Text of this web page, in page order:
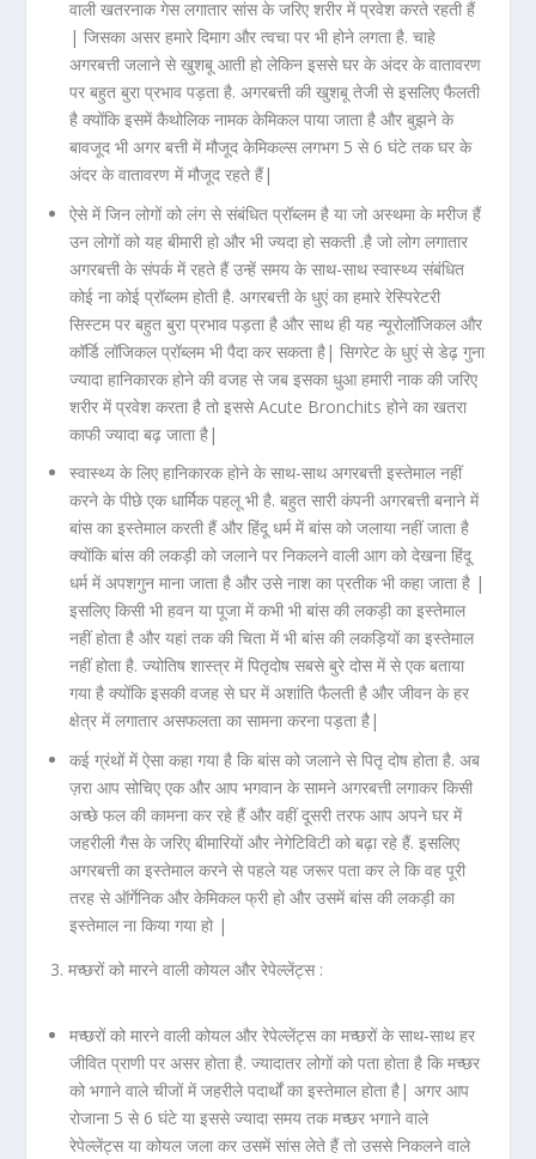
वाली खतरनाक गेस लगातार सांस के जरिए शरीर में प्रवेश करते रहती हैं
| जिसका असर हमारे दिमाग और त्वचा पर भी होने लगता है. चाहे
अगरबत्ती जलाने से खुशबू आती हो लेकिन इससे घर के अंदर के वातावरण
पर बहुत बुरा प्रभाव पड़ता है. अगरबत्ती की खुशबू तेजी से इसलिए फैलती
है क्योंकि इसमें कैथोलिक नामक केमिकल पाया जाता है और बुझने के
बावजूद भी अगर बत्ती में मौजूद केमिकल्स लगभग 5 से 6 घंटे तक घर के
अंदर के वातावरण में मौजूद रहते हैं|
ऐसे में जिन लोगों को लंग से संबंधित प्रॉब्लम है या जो अस्थमा के मरीज हैं
उन लोगों को यह बीमारी हो और भी ज्यदा हो सकती .है जो लोग लगातार
अगरबत्ती के संपर्क में रहते हैं उन्हें समय के साथ-साथ स्वास्थ्य संबंधित
कोई ना कोई प्रॉब्लम होती है. अगरबत्ती के धुएं का हमारे रेस्पिरेटरी
सिस्टम पर बहुत बुरा प्रभाव पड़ता है और साथ ही यह न्यूरोलॉजिकल और
कॉर्डि लॉजिकल प्रॉब्लम भी पैदा कर सकता है| सिगरेट के धुएं से डेढ़ गुना
ज्यादा हानिकारक होने की वजह से जब इसका धुआ हमारी नाक की जरिए
शरीर में प्रवेश करता है तो इससे Acute Bronchits होने का खतरा
काफी ज्यादा बढ़ जाता है|
स्वास्थ्य के लिए हानिकारक होने के साथ-साथ अगरबत्ती इस्तेमाल नहीं
करने के पीछे एक धार्मिक पहलू भी है. बहुत सारी कंपनी अगरबत्ती बनाने में
बांस का इस्तेमाल करती हैं और हिंदू धर्म में बांस को जलाया नहीं जाता है
क्योंकि बांस की लकड़ी को जलाने पर निकलने वाली आग को देखना हिंदू
धर्म में अपशगुन माना जाता है और उसे नाश का प्रतीक भी कहा जाता है |
इसलिए किसी भी हवन या पूजा में कभी भी बांस की लकड़ी का इस्तेमाल
नहीं होता है और यहां तक की चिता में भी बांस की लकड़ियों का इस्तेमाल
नहीं होता है. ज्योतिष शास्त्र में पितृदोष सबसे बुरे दोस में से एक बताया
गया है क्योंकि इसकी वजह से घर में अशांति फैलती है और जीवन के हर
क्षेत्र में लगातार असफलता का सामना करना पड़ता है|
कई ग्रंथों में ऐसा कहा गया है कि बांस को जलाने से पितृ दोष होता है. अब
ज़रा आप सोचिए एक और आप भगवान के सामने अगरबत्ती लगाकर किसी
अच्छे फल की कामना कर रहे हैं और वहीं दूसरी तरफ आप अपने घर में
जहरीली गैस के जरिए बीमारियों और नेगेटिविटी को बढ़ा रहे हैं. इसलिए
अगरबत्ती का इस्तेमाल करने से पहले यह जरूर पता कर ले कि वह पूरी
तरह से ऑर्गेनिक और केमिकल फ्री हो और उसमें बांस की लकड़ी का
इस्तेमाल ना किया गया हो |
3. मच्छरों को मारने वाली कोयल और रेपेल्लेंट्स :
मच्छरों को मारने वाली कोयल और रेपेल्लेंट्स का मच्छरों के साथ-साथ हर
जीवित प्राणी पर असर होता है. ज्यादातर लोगों को पता होता है कि मच्छर
को भगाने वाले चीजों में जहरीले पदार्थों का इस्तेमाल होता है| अगर आप
रोजाना 5 से 6 घंटे या इससे ज्यादा समय तक मच्छर भगाने वाले
रेपेल्लेंट्स या कोयल जला कर उसमें सांस लेते हैं तो उससे निकलने वाले